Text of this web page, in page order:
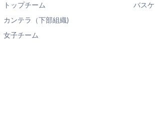
トップチーム
カンテラ（下部組織)
女子チーム
バス